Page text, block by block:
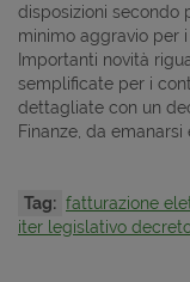
disposizioni secondo
minimo aggravio per
Importanti novità
semplificate per i
dettagliate con un
Finanze, da emanarsi
Tag: fatturazione
iter legislativo